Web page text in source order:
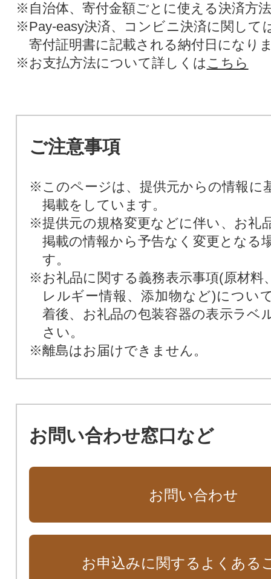
※自治体、寄付金額ごとに使える決済方
※Pay-easy決済、コンビニ決済に関して
寄付証明書に記載される納付日になり
※お支払方法について詳しくは こちら
ご注意事項
※このページは、提供元からの情報に
掲載をしています。
※提供元の規格変更などに伴い、お礼
掲載の情報から予告なく変更となる
す。
※お礼品に関する義務表示事項(原材料
レルギー情報、添加物など)につい
着後、お礼品の包装容器の表示ラベ
さい。
※離島はお届けできません。
お問い合わせ窓口など
お問い合わせ
お申込みに関するよくある